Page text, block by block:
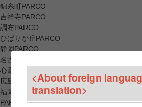
錦糸町PARCO
吉祥寺PARCO
調布PARCO
ひばりが丘PARCO
静岡PARCO
名古屋PARCO
心斎橋PARCO
広島PARCO
福岡PARCO
PARCO_ya
<About foreign
translation>